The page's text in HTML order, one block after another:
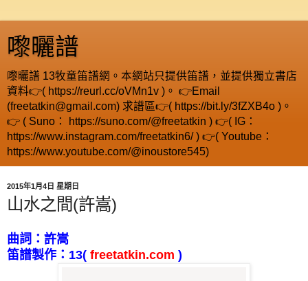
嚟曬譜
嚟曬譜 13牧童笛譜網。本網站只提供笛譜，並提供獨立書店
資料👉( https://reurl.cc/oVMn1v )。 👉Email
(freetatkin@gmail.com) 求譜區👉( https://bit.ly/3fZXB4o )。
👉 ( Suno： https://suno.com/@freetatkin ) 👉( IG：
https://www.instagram.com/freetatkin6/ ) 👉( Youtube：
https://www.youtube.com/@inoustore545)
2015年1月4日 星期日
山水之間(許嵩)
曲詞：許嵩
笛譜製作： 13( freetatkin.com )